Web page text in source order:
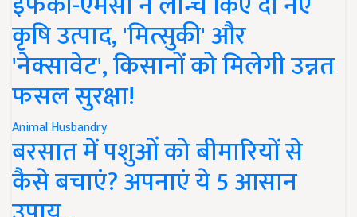
कृषि उत्पाद, 'मित्सुकी' और
'नेक्सावेट', किसानों को मिलेगी उन्नत
फसल सुरक्षा!
Animal Husbandry
बरसात में पशुओं को बीमारियों से
कैसे बचाएं? अपनाएं ये 5 आसान